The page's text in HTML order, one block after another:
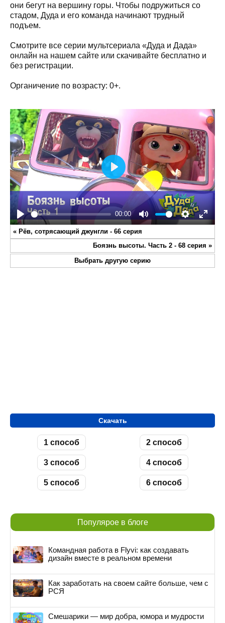
они бегут на вершину горы. Чтобы подружиться со
стадом, Дуда и его команда начинают трудный
подъем.
Смотрите все серии мультсериала «Дуда и Дада»
онлайн на нашем сайте или скачивайте бесплатно и
без регистрации.
Органичение по возрасту: 0+.
Play
00:00
Mute Settings
Enter
Play
« Рёв, сотрясающий джунгли - 66 серия
Боязнь высоты. Часть 2 - 68 серия »
Выбрать другую серию
Скачать
1 способ 2 способ
3 способ 4 способ
5 способ 6 способ
Популярое в блоге
Командная работа в Flyvi: как создавать
дизайн вместе в реальном времени
Как заработать на своем сайте больше, чем с
РСЯ
Смешарики — мир добра, юмора и мудрости